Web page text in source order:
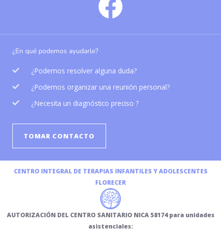
¿En qué podemos ayudarle?
¿Podemos resolver alguna duda?
¿Podemos organizar una reunión personal?
¿Necesita un diagnóstico preciso ?
TOMAR CONTACTO
CENTRO INTEGRAL DE TERAPIAS INFANTILES Y ADOLESCENTES
FLORECER
AUTORIZACIÓN DEL CENTRO SANITARIO NICA 58174 para unidades
asistenciales: